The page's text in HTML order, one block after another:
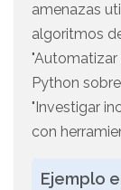
amenazas
algoritmos
"Automatizar
Python
"Investigar
con
Ejemplo